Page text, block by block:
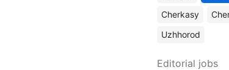
Cherkasy
Uzhhorod
Editorial jobs